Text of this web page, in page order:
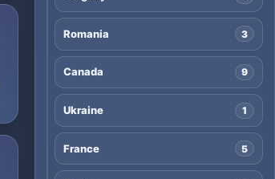
Romania 3
Canada 9
Ukraine 1
France 5